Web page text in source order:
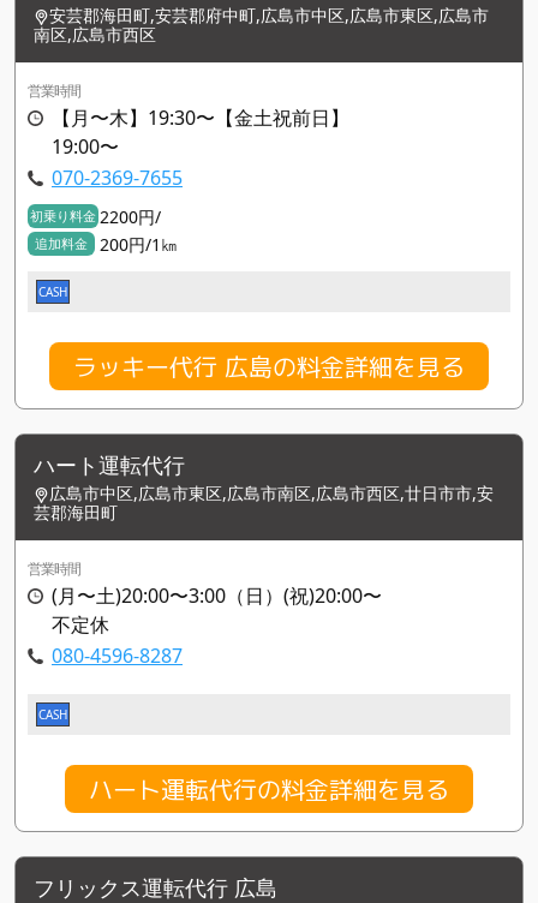
安芸郡海田町,安芸郡府中町,広島市中区,広島市東区,広島市
南区,広島市西区
営業時間
【月〜木】19:30〜【金土祝前日】
19:00〜
070-2369-7655
初乗り料金 2200円/
追加料金 200円/1㎞
CASH
ラッキー代行 広島の料金詳細を見る
ハート運転代行
広島市中区,広島市東区,広島市南区,広島市西区,廿日市市,安
芸郡海田町
営業時間
(月〜土)20:00〜3:00（日）(祝)20:00〜
不定休
080-4596-8287
CASH
ハート運転代行の料金詳細を見る
フリックス運転代行 広島